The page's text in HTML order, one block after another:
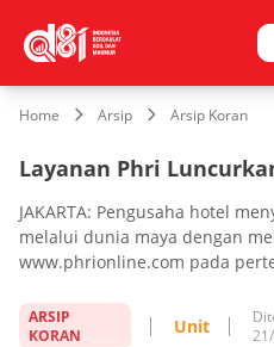
Home Arsip Arsip Koran
Layanan Phri
JAKARTA: Pengusaha hotel
melalui dunia maya dengan
www.phrionline.com pada
ARSIP
KORAN
Unit